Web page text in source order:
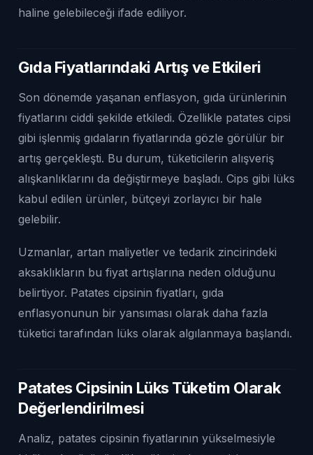
haline gelebileceği ifade ediliyor.
Gıda Fiyatlarındaki Artış ve Etkileri
Son dönemde yaşanan enflasyon, gıda ürünlerinin
fiyatlarını ciddi şekilde etkiledi. Özellikle patates cipsi
gibi işlenmiş gıdaların fiyatlarında gözle görülür bir
artış gerçekleşti. Bu durum, tüketicilerin alışveriş
alışkanlıklarını da değiştirmeye başladı. Cips gibi lüks
kabul edilen ürünler, bütçeyi zorlayıcı bir hale
gelebilir.
Uzmanlar, artan maliyetler ve tedarik zincirindeki
aksaklıkların bu fiyat artışlarına neden olduğunu
belirtiyor. Patates cipsinin fiyatları, gıda
enflasyonunun bir yansıması olarak daha fazla
tüketici tarafından lüks olarak algılanmaya başlandı.
Patates Cipsinin Lüks Tüketim Olarak
Değerlendirilmesi
Analiz, patates cipsinin fiyatlarının yükselmesiyle